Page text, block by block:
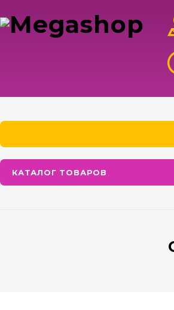
КАТАЛОГ ТОВАРОВ